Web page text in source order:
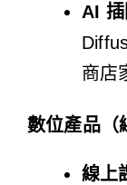
AI 插
商店
數位產品（
線上